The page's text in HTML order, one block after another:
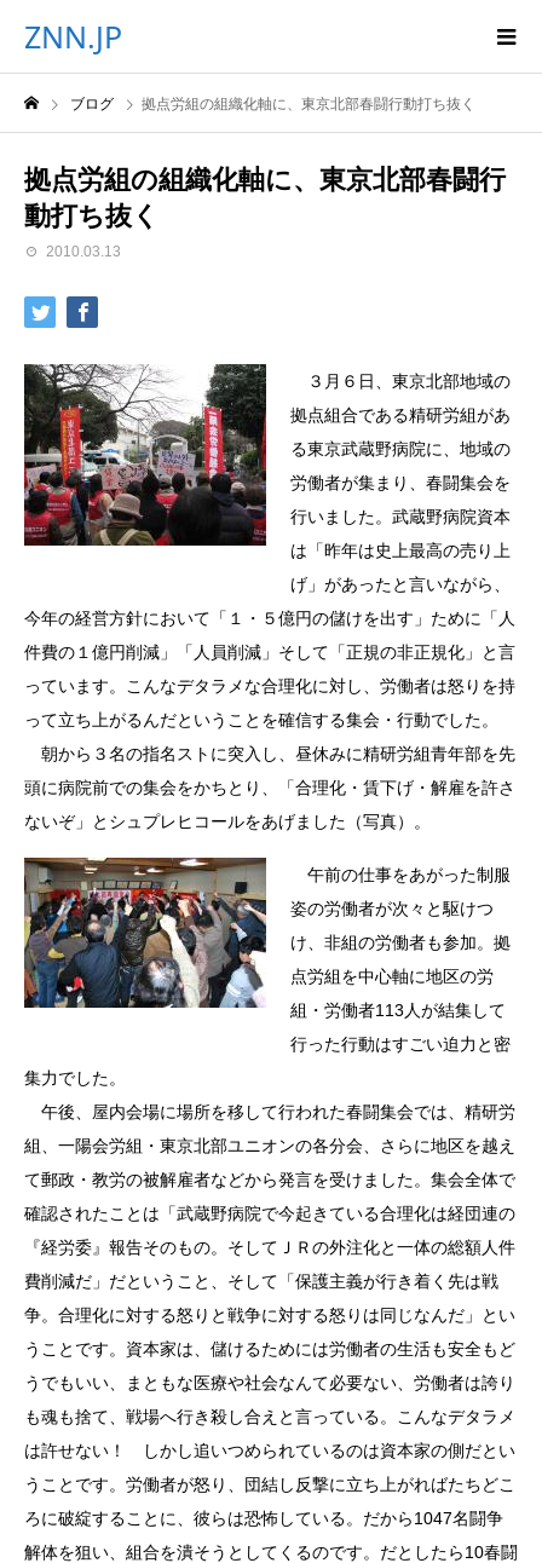
ZNN.JP
ブログ 拠点労組の組織化軸に、東京北部春闘行動打ち抜く
拠点労組の組織化軸に、東京北部春闘行
動打ち抜く
2010.03.13
３月６日、東京北部地域の
拠点組合である精研労組があ
る東京武蔵野病院に、地域の
労働者が集まり、春闘集会を
行いました。武蔵野病院資本
は「昨年は史上最高の売り上
げ」があったと言いながら、
今年の経営方針において「１・５億円の儲けを出す」ために「人
件費の１億円削減」「人員削減」そして「正規の非正規化」と言
っています。こんなデタラメな合理化に対し、労働者は怒りを持
って立ち上がるんだということを確信する集会・行動でした。
朝から３名の指名ストに突入し、昼休みに精研労組青年部を先
頭に病院前での集会をかちとり、「合理化・賃下げ・解雇を許さ
ないぞ」とシュプレヒコールをあげました（写真）。
午前の仕事をあがった制服
姿の労働者が次々と駆けつ
け、非組の労働者も参加。拠
点労組を中心軸に地区の労
組・労働者113人が結集して
行った行動はすごい迫力と密
集力でした。
午後、屋内会場に場所を移して行われた春闘集会では、精研労
組、一陽会労組・東京北部ユニオンの各分会、さらに地区を越え
て郵政・教労の被解雇者などから発言を受けました。集会全体で
確認されたことは「武蔵野病院で今起きている合理化は経団連の
『経労委』報告そのもの。そしてＪＲの外注化と一体の総額人件
費削減だ」だということ、そして「保護主義が行き着く先は戦
争。合理化に対する怒りと戦争に対する怒りは同じなんだ」とい
うことです。資本家は、儲けるためには労働者の生活も安全もど
うでもいい、まともな医療や社会なんて必要ない、労働者は誇り
も魂も捨て、戦場へ行き殺し合えと言っている。こんなデタラメ
は許せない！ しかし追いつめられているのは資本家の側だとい
うことです。労働者が怒り、団結し反撃に立ち上がればたちどこ
ろに破綻することに、彼らは恐怖している。だから1047名闘争
解体を狙い、組合を潰そうとしてくるのです。だとしたら10春闘